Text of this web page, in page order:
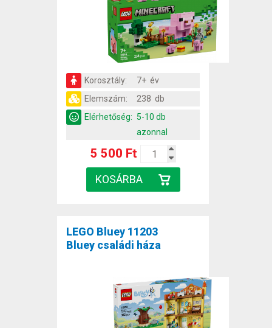
Korosztály:
7+ év
Elemszám:
238 db
Elérhetőség: 5-10 db
azonnal
5 500 Ft
LEGO Bluey 11203
Bluey családi háza